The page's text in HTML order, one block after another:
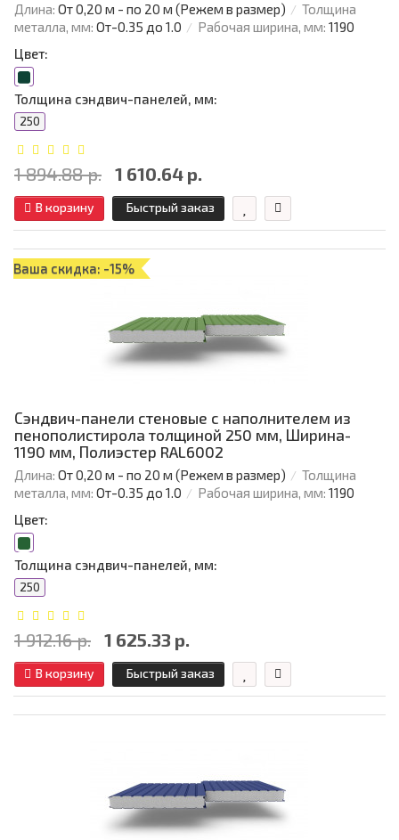
Длина: От 0,20 м - по 20 м (Режем в размер)
Толщина
металла, мм: От-0.35 до 1.0 Рабочая ширина, мм: 1190
Цвет:
Толщина сэндвич-панелей, мм:
250
1 894.88 р. 1 610.64 р.
В корзину Быстрый заказ
Ваша скидка: -15%
Сэндвич-панели стеновые с наполнителем из
пенополистирола толщиной 250 мм, Ширина-
1190 мм, Полиэстер RAL6002
Длина: От 0,20 м - по 20 м (Режем в размер)
Толщина
металла, мм: От-0.35 до 1.0 Рабочая ширина, мм: 1190
Цвет:
Толщина сэндвич-панелей, мм:
250
1 912.16 р. 1 625.33 р.
В корзину Быстрый заказ